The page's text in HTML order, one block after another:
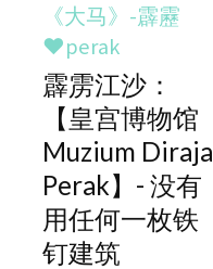
《大马》-霹靂
♥perak
霹雳江沙：
【皇宫博物馆
Muzium Diraja
Perak】- 没有
用任何一枚铁
钉建筑